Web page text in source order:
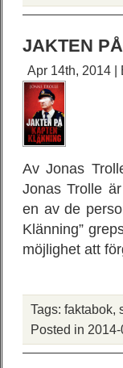
JAKTEN
Apr 14th, 2014 |
Av Jonas
Jonas Trolle
en av de
Klänning”
möjlighet att
Tags: faktabok
Posted in